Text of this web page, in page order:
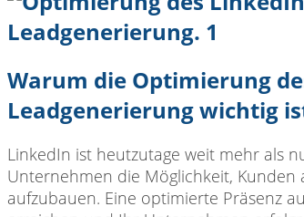
Warum die Optimierung
Leadgenerierung wichtig
LinkedIn ist heutzutage weit mehr als
Unternehmen die Möglichkeit, Kunden
aufzubauen. Eine optimierte Präsenz